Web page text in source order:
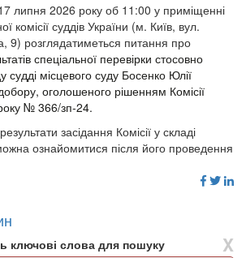
липня 2026 року об 11:00 у приміщенні
комісії суддів України (м. Київ, вул.
9) розглядатиметься питання про
спеціальної перевірки стосовно
судді місцевого суду Босенко Юлії
оголошеного рішенням Комісії
№ 366/зп-24.
засідання Комісії у складі
ознайомитися після його проведення
X
ключові слова для пошуку